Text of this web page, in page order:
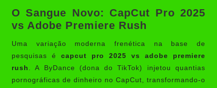
O Sangue Novo: CapCut Pro 2025
vs Adobe Premiere Rush
Uma variação moderna frenética na base de
pesquisas é capcut pro 2025 vs adobe premiere
rush . A ByDance (dona do TikTok) injetou quantias
pornográficas de dinheiro no CapCut, transformando-o